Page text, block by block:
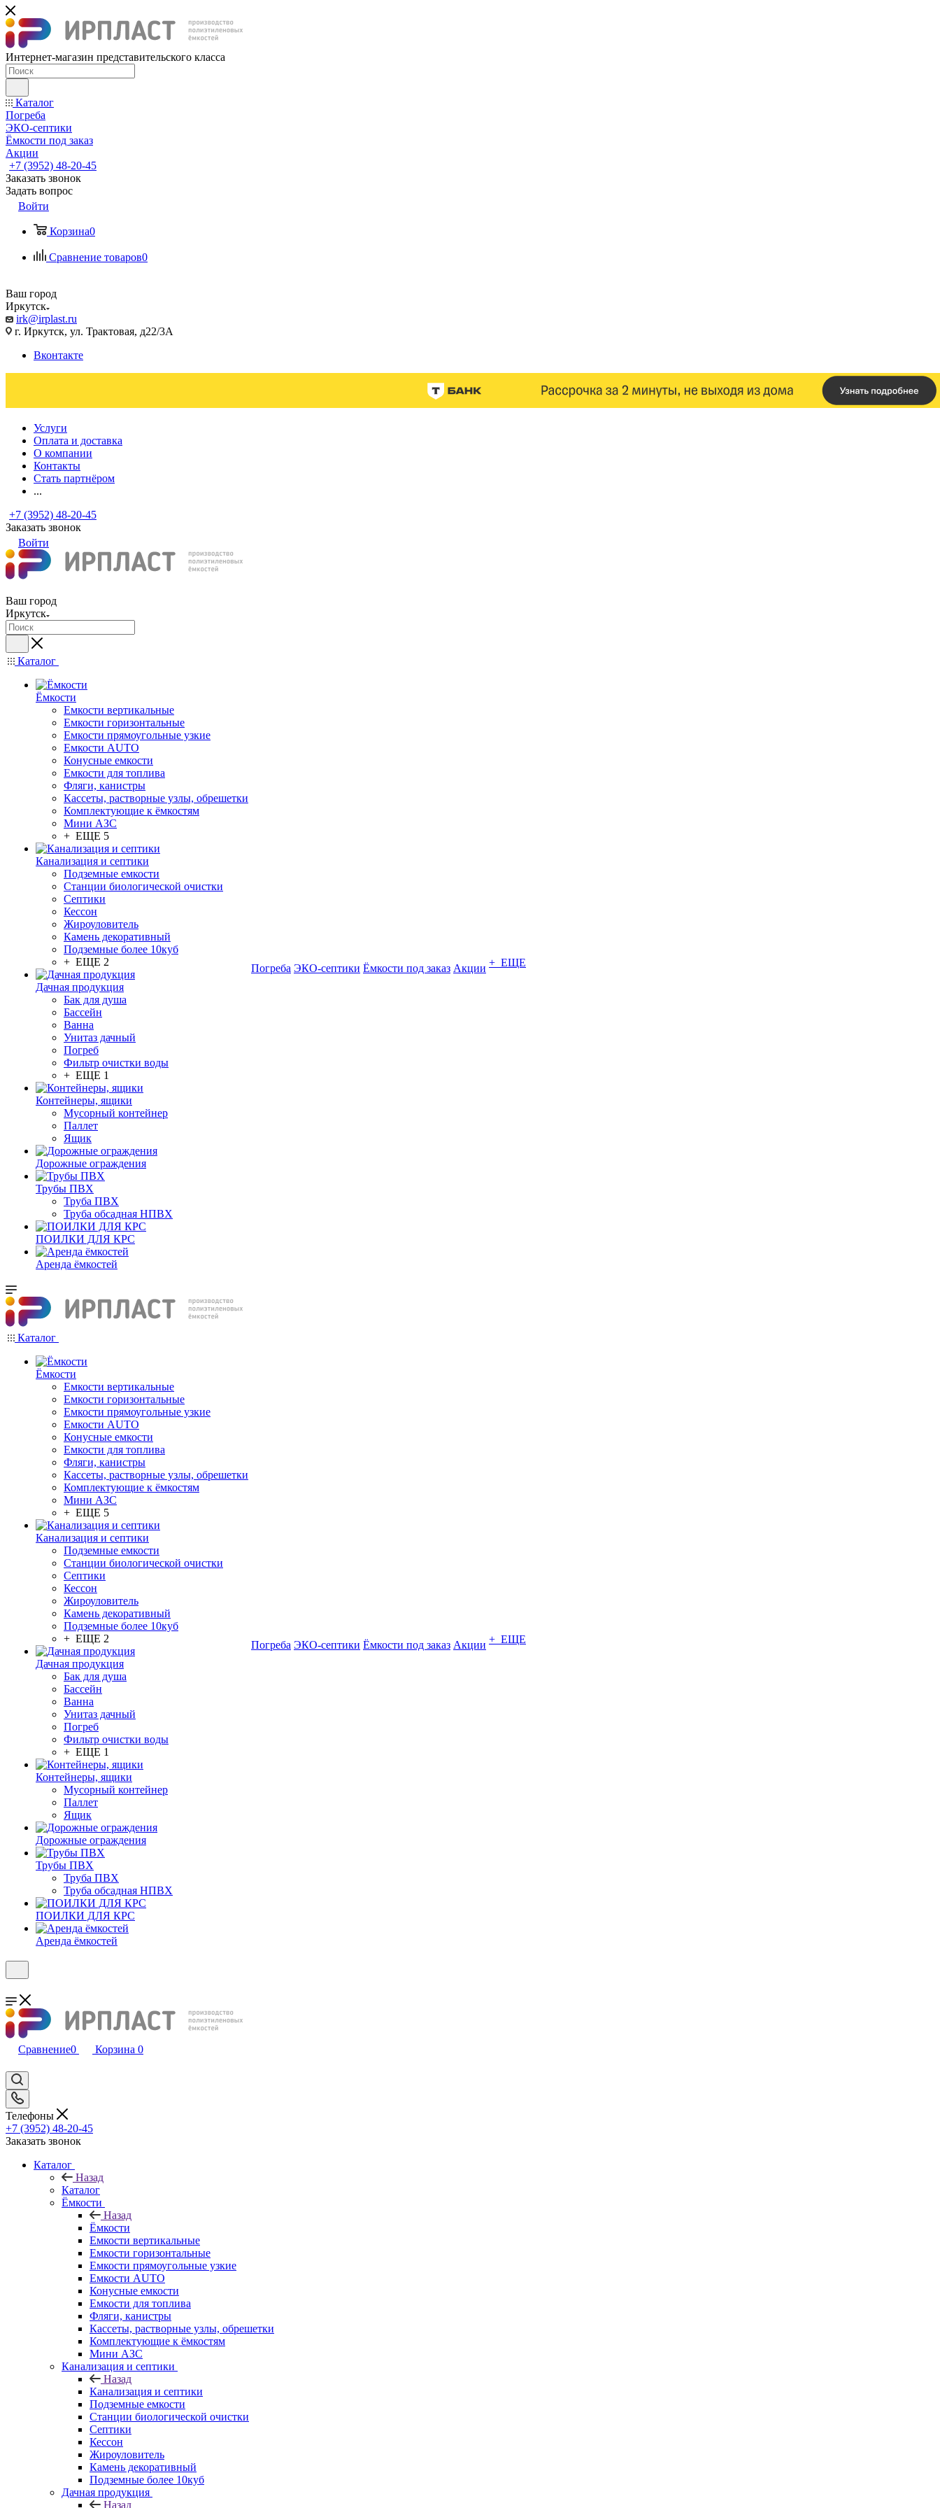
Интернет-магазин представительского класса
Каталог
Погреба
ЭКО-септики
Ёмкости под заказ
Акции
+7 (3952) 48-20-45
Заказать звонок
Задать вопрос
Войти
Корзина0
Сравнение товаров0
Ваш город
Иркутск
irk@irplast.ru
г. Иркутск, ул. Трактовая, д22/3А
Вконтакте
Услуги
Оплата и доставка
О компании
Контакты
Стать партнёром
...
+7 (3952) 48-20-45
Заказать звонок
Войти
Ваш город
Иркутск
Каталог
Ёмкости
Емкости вертикальные
Емкости горизонтальные
Емкости прямоугольные узкие
Емкости АUТО
Конусные емкости
Емкости для топлива
Фляги, канистры
Кассеты, растворные узлы, обрешетки
Комплектующие к ёмкостям
Мини АЗС
+ ЕЩЕ 5
Канализация и септики
Подземные емкости
Станции биологической очистки
Септики
Кессон
Жироуловитель
Камень декоративный
Подземные более 10куб
+ ЕЩЕ 2
Дачная продукция
Бак для душа
Бассейн
Ванна
Унитаз дачный
Погреб
Фильтр очистки воды
+ ЕЩЕ 1
Контейнеры, ящики
Мусорный контейнер
Паллет
Ящик
Дорожные ограждения
Трубы ПВХ
Труба ПВХ
Труба обсадная НПВХ
ПОИЛКИ ДЛЯ КРС
Аренда ёмкостей
Погреба ЭКО-септики Ёмкости под заказ Акции + ЕЩЕ
Каталог
Ёмкости
Емкости вертикальные
Емкости горизонтальные
Емкости прямоугольные узкие
Емкости АUТО
Конусные емкости
Емкости для топлива
Фляги, канистры
Кассеты, растворные узлы, обрешетки
Комплектующие к ёмкостям
Мини АЗС
+ ЕЩЕ 5
Канализация и септики
Подземные емкости
Станции биологической очистки
Септики
Кессон
Жироуловитель
Камень декоративный
Подземные более 10куб
+ ЕЩЕ 2
Дачная продукция
Бак для душа
Бассейн
Ванна
Унитаз дачный
Погреб
Фильтр очистки воды
+ ЕЩЕ 1
Контейнеры, ящики
Мусорный контейнер
Паллет
Ящик
Дорожные ограждения
Трубы ПВХ
Труба ПВХ
Труба обсадная НПВХ
ПОИЛКИ ДЛЯ КРС
Аренда ёмкостей
Погреба ЭКО-септики Ёмкости под заказ Акции + ЕЩЕ
Сравнение0 Корзина 0
Телефоны
+7 (3952) 48-20-45
Заказать звонок
Каталог
Назад
Каталог
Ёмкости
Назад
Ёмкости
Емкости вертикальные
Емкости горизонтальные
Емкости прямоугольные узкие
Емкости АUТО
Конусные емкости
Емкости для топлива
Фляги, канистры
Кассеты, растворные узлы, обрешетки
Комплектующие к ёмкостям
Мини АЗС
Канализация и септики
Назад
Канализация и септики
Подземные емкости
Станции биологической очистки
Септики
Кессон
Жироуловитель
Камень декоративный
Подземные более 10куб
Дачная продукция
Назад